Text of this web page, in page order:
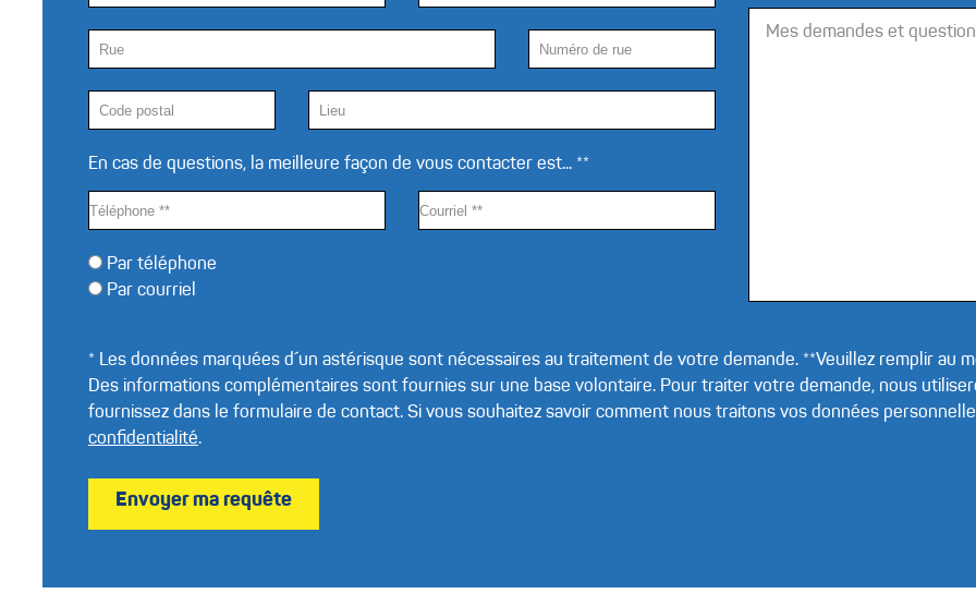
En cas de questions, la meilleure façon de vous contacter est... **
Par téléphone
Par courriel
* Les données marquées d´un astérisque sont nécessaires au traitement de votre demande. **Veuillez remplir au
Des informations complémentaires sont fournies sur une base volontaire. Pour traiter votre demande, nous
fournissez dans le formulaire de contact. Si vous souhaitez savoir comment nous traitons vos données
confidentialité.
Envoyer ma requête